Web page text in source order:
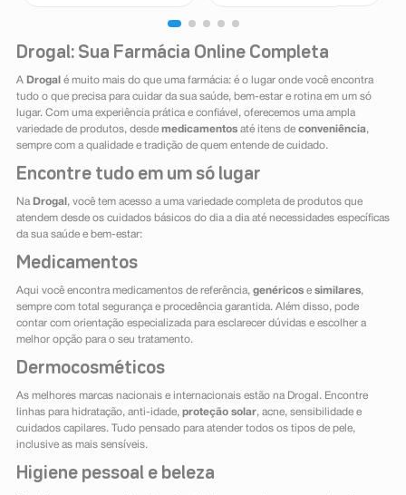
Drogal: Sua Farmácia Online Completa
A Drogal é muito mais do que uma farmácia: é o lugar onde você encontra
tudo o que precisa para cuidar da sua saúde, bem-estar e rotina em um só
lugar. Com uma experiência prática e confiável, oferecemos uma ampla
variedade de produtos, desde medicamentosaté itens de conveniência,
sempre com a qualidade e tradição de quem entende de cuidado.
Encontre tudo em um só lugar
Na Drogal , você tem acesso a uma variedade completa de produtos que
atendem desde os cuidados básicos do dia a dia até necessidades específicas
da sua saúde e bem-estar:
Medicamentos
Aqui você encontra medicamentos de referência, genéricose similares,
sempre com total segurança e procedência garantida. Além disso, pode
contar com orientação especializada para esclarecer dúvidas e escolher a
melhor opção para o seu tratamento.
Dermocosméticos
As melhores marcas nacionais e internacionais estão na Drogal. Encontre
linhas para hidratação, anti-idade, proteção solar, acne, sensibilidade e
cuidados capilares. Tudo pensado para atender todos os tipos de pele,
inclusive as mais sensíveis.
Higiene pessoal e beleza